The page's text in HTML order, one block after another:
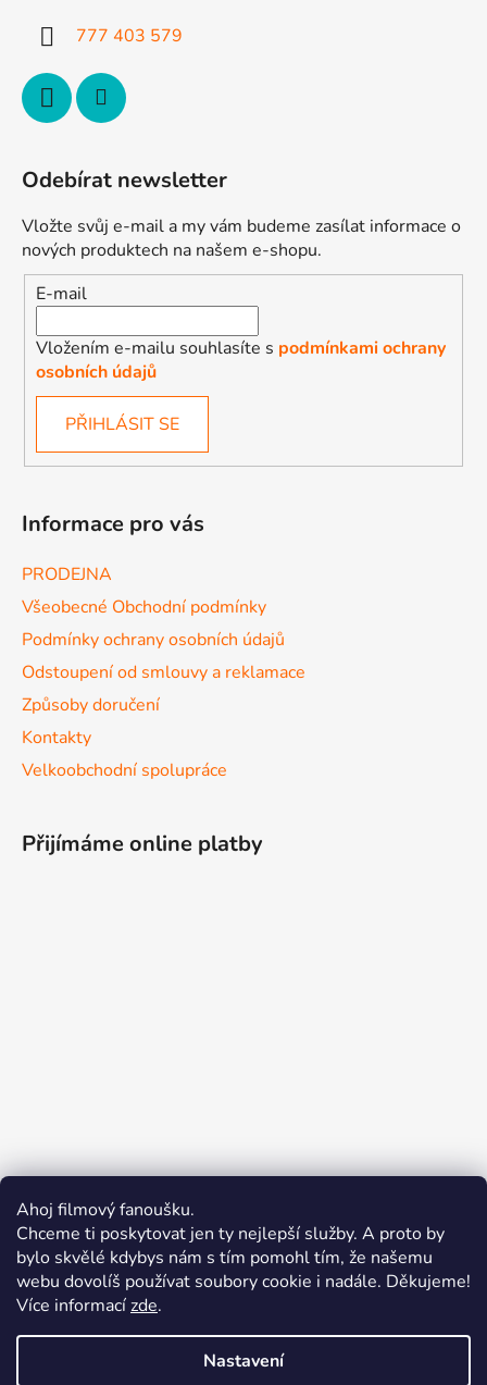
Ahoj filmový fanoušku.
Chceme ti poskytovat jen ty nejlepší služby. A proto by
bylo skvělé kdybys nám s tím pomohl tím, že našemu
webu dovolíš používat soubory cookie i nadále. Děkujeme!
Více informacízde.
Nastavení
777 403 579
Odebírat newsletter
Vložte svůj e-mail a my vám budeme zasílat informace o
nových produktech na našem e-shopu.
E-mail
Vložením e-mailu souhlasíte s podmínkami ochrany
osobních údajů
PŘIHLÁSIT SE
Informace pro vás
PRODEJNA
Všeobecné Obchodní podmínky
Podmínky ochrany osobních údajů
Odstoupení od smlouvy a reklamace
Způsoby doručení
Kontakty
Velkoobchodní spolupráce
Přijímáme online platby
Merchion | Pořiďte si vlastní merch
Midnight Gear | Ride the night, wear the soul